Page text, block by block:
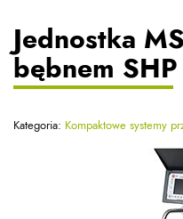
Jednostka
bębnem
Kategoria: Kompaktowe systemy